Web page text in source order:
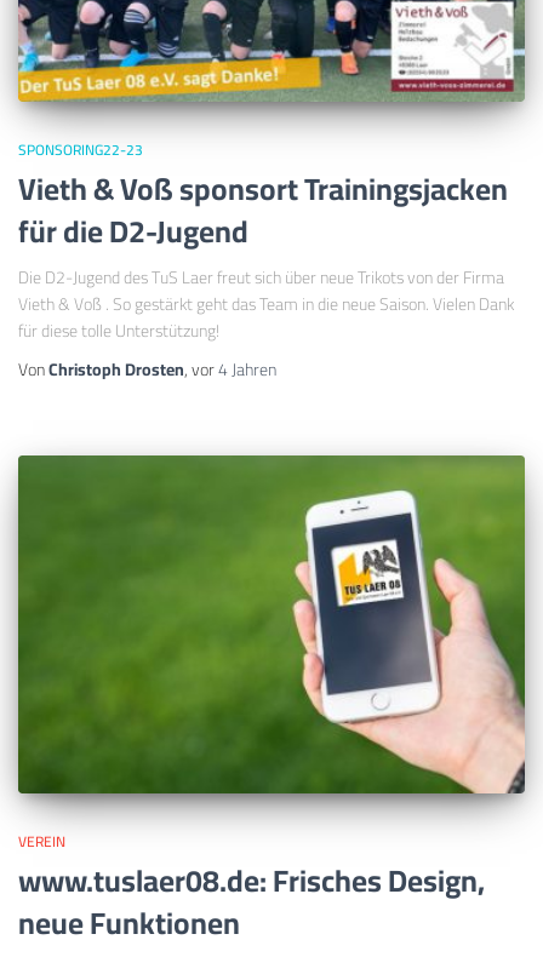
SPONSORING22-23
Vieth & Voß sponsort Trainingsjacken
für die D2-Jugend
Die D2-Jugend des TuS Laer freut sich über neue Trikots von der Firma
Vieth & Voß . So gestärkt geht das Team in die neue Saison. Vielen Dank
für diese tolle Unterstützung!
VonChristoph Drosten, vor4 Jahren
VEREIN
www.tuslaer08.de: Frisches Design,
neue Funktionen